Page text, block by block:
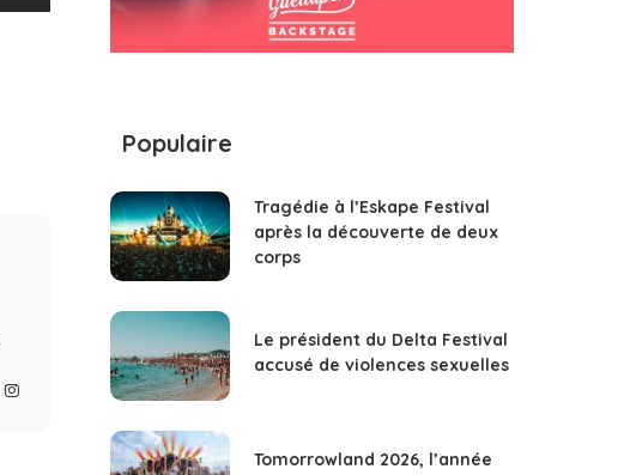
Populaire
Tragédie à l’Eskape Festival
après la découverte de deux
corps
Le président du Delta Festival
accusé de violences sexuelles
Tomorrowland 2026, l’année